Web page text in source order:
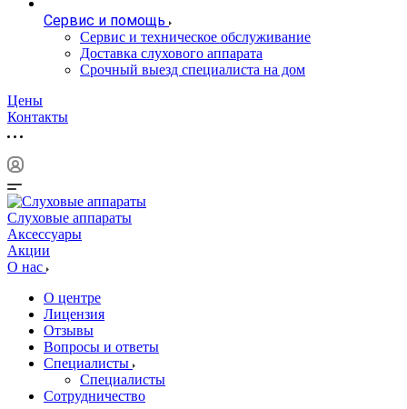
Сервис и помощь
Сервис и техническое обслуживание
Доставка слухового аппарата
Срочный выезд специалиста на дом
Цены
Контакты
Слуховые аппараты
Аксессуары
Акции
О нас
О центре
Лицензия
Отзывы
Вопросы и ответы
Специалисты
Специалисты
Сотрудничество